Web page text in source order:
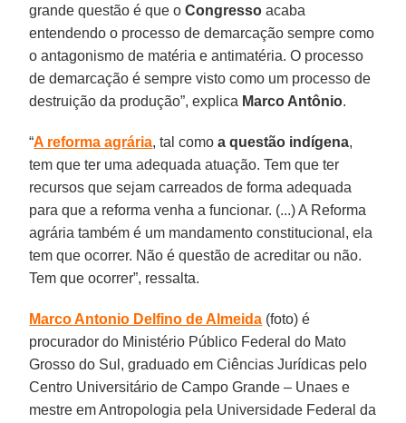
grande questão é que oCongresso acaba
entendendo o processo de demarcação sempre como
o antagonismo de matéria e antimatéria. O processo
de demarcação é sempre visto como um processo de
destruição da produção”, explica Marco Antônio.
“A reforma agrária, tal comoa questão indígena,
tem que ter uma adequada atuação. Tem que ter
recursos que sejam carreados de forma adequada
para que a reforma venha a funcionar. (...) A Reforma
agrária também é um mandamento constitucional, ela
tem que ocorrer. Não é questão de acreditar ou não.
Tem que ocorrer”, ressalta.
Marco Antonio Delfino de Almeida (foto) é
procurador do Ministério Público Federal do Mato
Grosso do Sul, graduado em Ciências Jurídicas pelo
Centro Universitário de Campo Grande – Unaes e
mestre em Antropologia pela Universidade Federal da